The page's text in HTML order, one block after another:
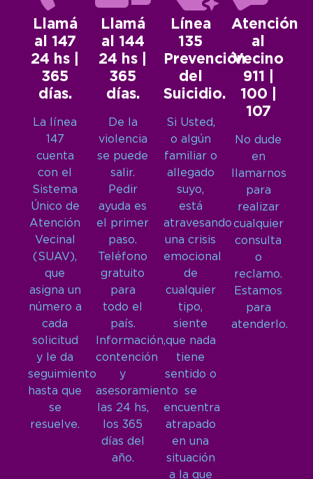
Llamá
al 147
24 hs |
365
días.
La línea
147
cuenta
con el
Sistema
Único de
Atención
Vecinal
(SUAV),
que
asigna un
número a
cada
solicitud
y le da
seguimiento
hasta que
se
resuelve.
Llamá
al 144
24 hs |
365
días.
De la
violencia
se puede
salir.
Pedir
ayuda es
el primer
paso.
Teléfono
gratuito
para
todo el
país.
Información,
contención
y
asesoramiento
las 24 hs,
los 365
días del
año.
Línea
135
Prevención
del
Suicidio.
Si Usted,
o algún
familiar o
allegado
suyo,
está
atravesando
una crisis
emocional
de
cualquier
tipo,
siente
que nada
tiene
sentido o
se
encuentra
atrapado
en una
situación
a la que
Atención
al
Vecino
911 |
100 |
107
No dude
en
llamarnos
para
realizar
cualquier
consulta
o
reclamo.
Estamos
para
atenderlo.